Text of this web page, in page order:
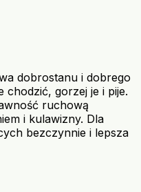
dobrostanu i dobrego
gorzej je i pije.
ruchową
i kulawizny. Dla
bezczynnie i lepsza